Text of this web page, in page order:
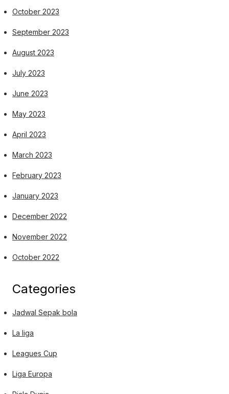
October 2023
September 2023
August 2023
July 2023
June 2023
May 2023
April 2023
March 2023
February 2023
January 2023
December 2022
November 2022
October 2022
Categories
Jadwal Sepak bola
La liga
Leagues Cup
Liga Europa